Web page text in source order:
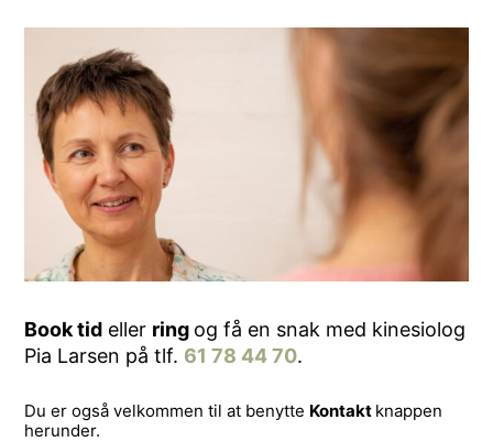
Book tideller ring og få en snak med kinesiolog
Pia Larsen på tlf. 61 78 44 70.
Du er også velkommen til at benytte Kontakt knappen
herunder.